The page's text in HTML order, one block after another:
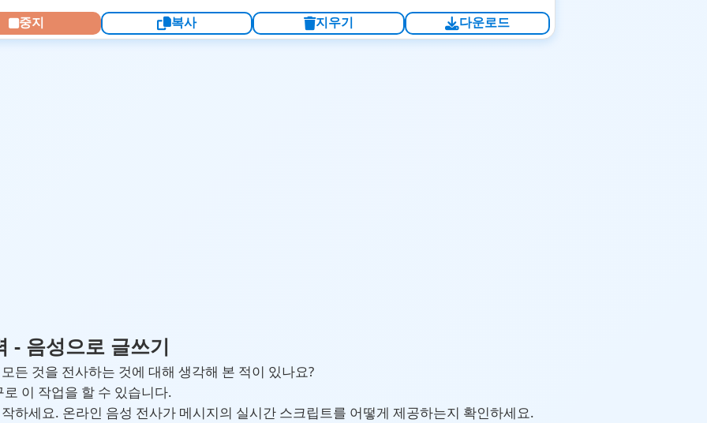
중지 복사 지우기 다운로드
- 음성으로 글쓰기
든 것을 전사하는 것에 대해 생각해 본 적이 있나요?
이 작업을 할 수 있습니다.
하세요. 온라인 음성 전사가 메시지의 실시간 스크립트를 어떻게 제공하는지 확인하세요.